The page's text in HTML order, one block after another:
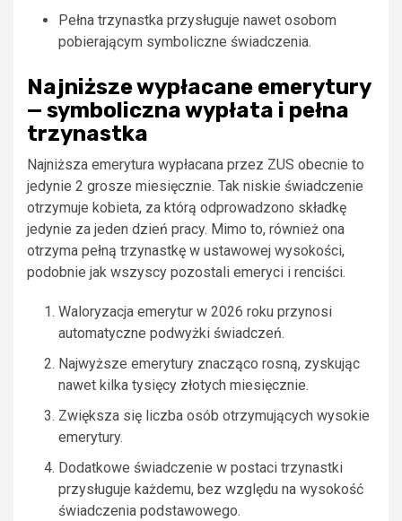
Pełna trzynastka przysługuje nawet osobom
pobierającym symboliczne świadczenia.
Najniższe wypłacane emerytury
— symboliczna wypłata i pełna
trzynastka
Najniższa emerytura wypłacana przez ZUS obecnie to
jedynie 2 grosze miesięcznie. Tak niskie świadczenie
otrzymuje kobieta, za którą odprowadzono składkę
jedynie za jeden dzień pracy. Mimo to, również ona
otrzyma pełną trzynastkę w ustawowej wysokości,
podobnie jak wszyscy pozostali emeryci i renciści.
Waloryzacja emerytur w 2026 roku przynosi
automatyczne podwyżki świadczeń.
Najwyższe emerytury znacząco rosną, zyskując
nawet kilka tysięcy złotych miesięcznie.
Zwiększa się liczba osób otrzymujących wysokie
emerytury.
Dodatkowe świadczenie w postaci trzynastki
przysługuje każdemu, bez względu na wysokość
świadczenia podstawowego.